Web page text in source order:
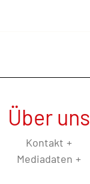
Über uns
Kontakt
Mediadaten